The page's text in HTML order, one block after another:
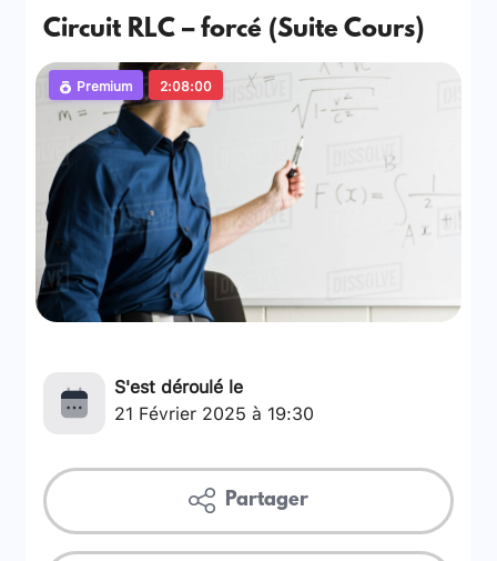
Circuit RLC – forcé (Suite Cours)
Premium 2:08:00
S'est déroulé le
21 Février 2025 à 19:30
Partager